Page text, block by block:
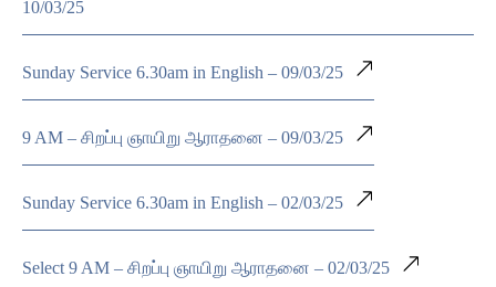
10/03/25
Sunday Service 6.30am in English – 09/03/25
9 AM – சிறப்பு ஞாயிறு ஆராதனை – 09/03/25
Sunday Service 6.30am in English – 02/03/25
Select 9 AM – சிறப்பு ஞாயிறு ஆராதனை – 02/03/25